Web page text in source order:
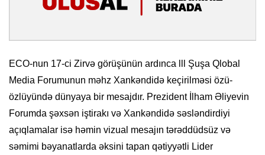
ECO-nun 17-ci Zirvə görüşünün ardınca lll Şuşa Qlobal
Media Forumunun məhz Xankəndidə keçirilməsi özü-
özlüyündə dünyaya bir mesajdır. Prezident İlham Əliyevin
Forumda şəxsən iştirakı və Xankəndidə səsləndirdiyi
açıqlamalar isə həmin vizual mesajın tərəddüdsüz və
səmimi bəyanatlarda əksini tapan qətiyyətli Lider